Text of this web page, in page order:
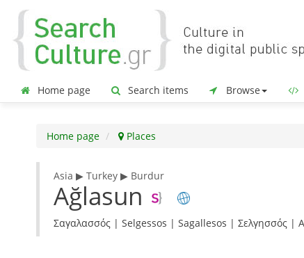
Home page Search items Browse
Home page Places
Asia ▶ Turkey ▶ Burdur
Ağlasun
Σαγαλασσός | Selgessos | Sagallesos | Σελγησσός |